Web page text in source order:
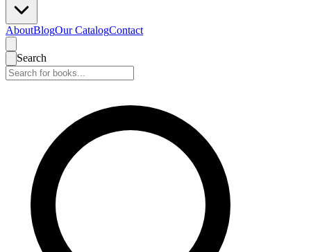
AboutBlogOur CatalogContact
Search